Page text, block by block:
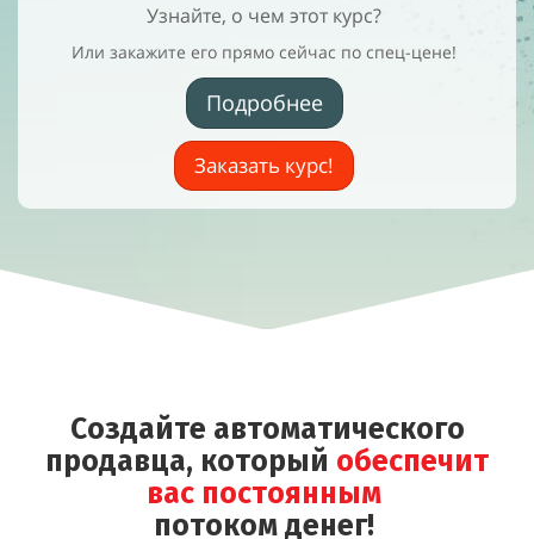
Узнайте, о чем этот курс?
Или закажите его прямо сейчас по спец-цене!
Подробнее
Заказать курс!
Создайте автоматического
продавца, который обеспечит
вас постоянным
потоком денег!